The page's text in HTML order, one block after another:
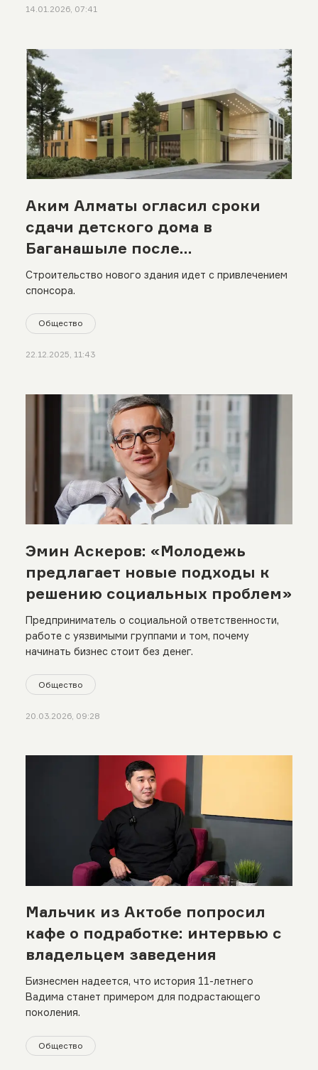
14.01.2026, 07:41
Аким Алматы огласил сроки
сдачи детского дома в
Баганашыле после
скандального переезда
Строительство нового здания идет с привлечением
спонсора.
Общество
22.12.2025, 11:43
Эмин Аскеров: «Молодежь
предлагает новые подходы к
решению социальных проблем»
Предприниматель о социальной ответственности,
работе с уязвимыми группами и том, почему
начинать бизнес стоит без денег.
Общество
20.03.2026, 09:28
Мальчик из Актобе попросил
кафе о подработке: интервью с
владельцем заведения
Бизнесмен надеется, что история 11-летнего
Вадима станет примером для подрастающего
поколения.
Общество